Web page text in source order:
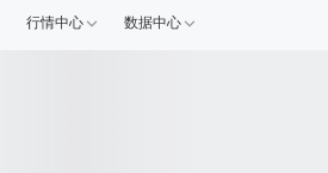
行情中心 数据中心